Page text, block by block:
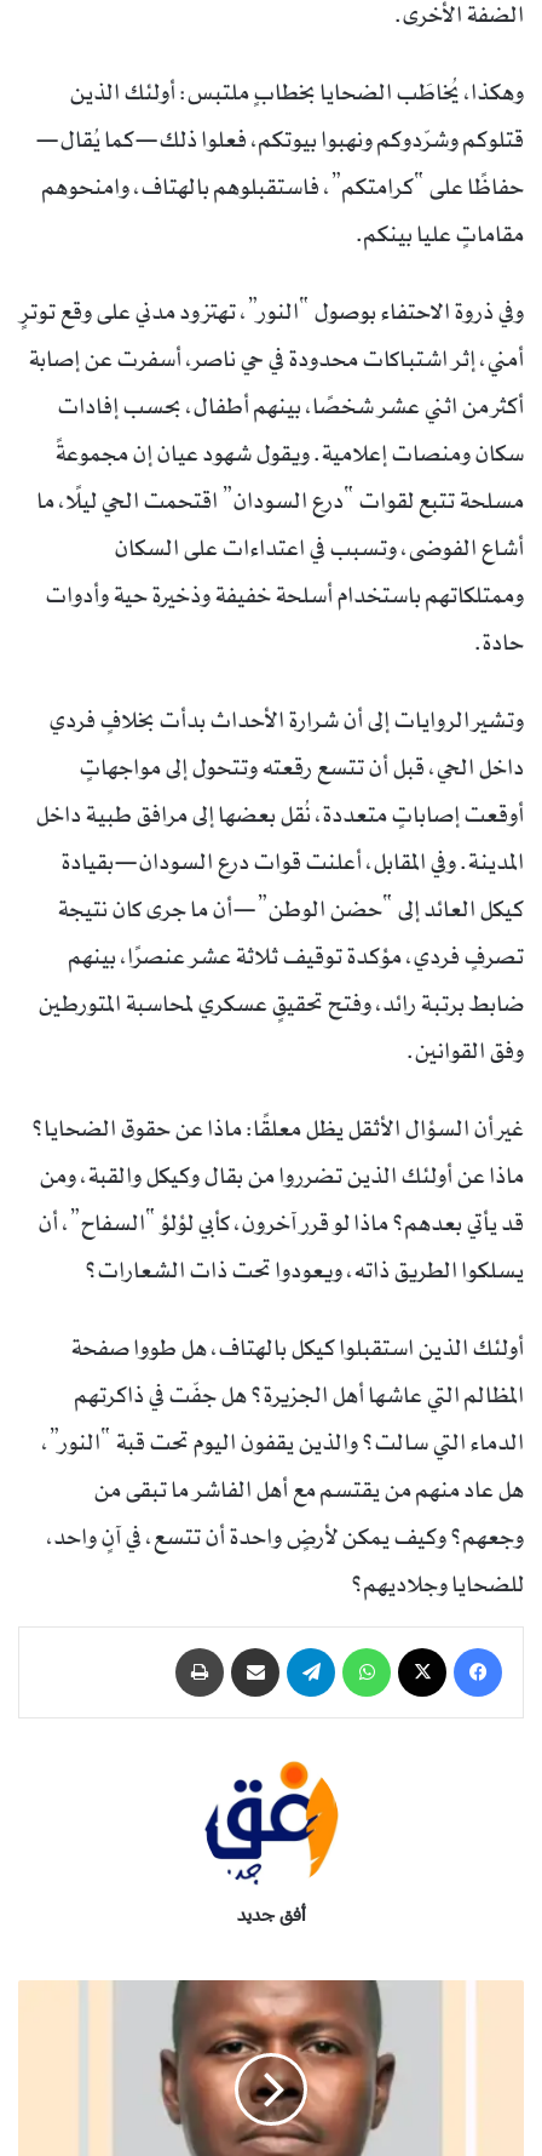
الضفة الأخرى.
وهكذا، يُخاطَب الضحايا بخطابٍ ملتبس: أولئك الذين
قتلوكم وشرّدوكم ونهبوا بيوتكم، فعلوا ذلك—كما يُقال—
حفاظًا على “كرامتكم”، فاستقبلوهم بالهتاف، وامنحوهم
مقاماتٍ عليا بينكم.
وفي ذروة الاحتفاء بوصول “النور”، تهتز ود مدني على وقع توترٍ
أمني، إثر اشتباكات محدودة في حي ناصر، أسفرت عن إصابة
أكثر من اثني عشر شخصًا، بينهم أطفال، بحسب إفادات
سكان ومنصات إعلامية. ويقول شهود عيان إن مجموعةً
مسلحة تتبع لقوات “درع السودان” اقتحمت الحي ليلًا، ما
أشاع الفوضى، وتسبب في اعتداءات على السكان
وممتلكاتهم باستخدام أسلحة خفيفة وذخيرة حية وأدوات
حادة.
وتشير الروايات إلى أن شرارة الأحداث بدأت بخلافٍ فردي
داخل الحي، قبل أن تتسع رقعته وتتحول إلى مواجهاتٍ
أوقعت إصاباتٍ متعددة، نُقل بعضها إلى مرافق طبية داخل
المدينة. وفي المقابل، أعلنت قوات درع السودان—بقيادة
كيكل العائد إلى “حضن الوطن”—أن ما جرى كان نتيجة
تصرفٍ فردي، مؤكدة توقيف ثلاثة عشر عنصرًا، بينهم
ضابط برتبة رائد، وفتح تحقيقٍ عسكري لمحاسبة المتورطين
وفق القوانين.
غير أن السؤال الأثقل يظل معلقًا: ماذا عن حقوق الضحايا؟
ماذا عن أولئك الذين تضرروا من بقال وكيكل والقبة، ومن
قد يأتي بعدهم؟ ماذا لو قرر آخرون، كأبي لؤلؤ “السفاح”، أن
يسلكوا الطريق ذاته، ويعودوا تحت ذات الشعارات؟
أولئك الذين استقبلوا كيكل بالهتاف، هل طووا صفحة
المظالم التي عاشها أهل الجزيرة؟ هل جفّت في ذاكرتهم
الدماء التي سالت؟ والذين يقفون اليوم تحت قبة “النور”،
هل عاد منهم من يقتسم مع أهل الفاشر ما تبقى من
وجعهم؟ وكيف يمكن لأرضٍ واحدة أن تتسع، في آنٍ واحد،
للضحايا وجلاديهم؟
أفق جديد